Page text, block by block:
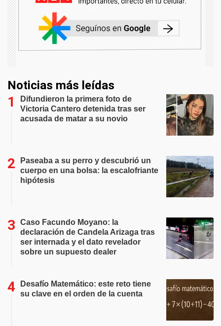
Noticias más leídas
Difundieron la primera foto de
Victoria Cantero detenida tras ser
acusada de matar a su novio
Paseaba a su perro y descubrió un
cuerpo en una bolsa: la escalofriante
hipótesis
Caso Facundo Moyano: la
declaración de Candela Arizaga tras
ser internada y el dato revelador
sobre un supuesto dealer
Desafío Matemático: este reto tiene
su clave en el orden de la cuenta